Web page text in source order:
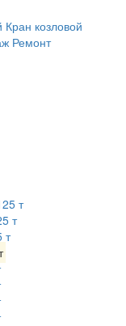
Кран козловой
Ремонт
т
т
т